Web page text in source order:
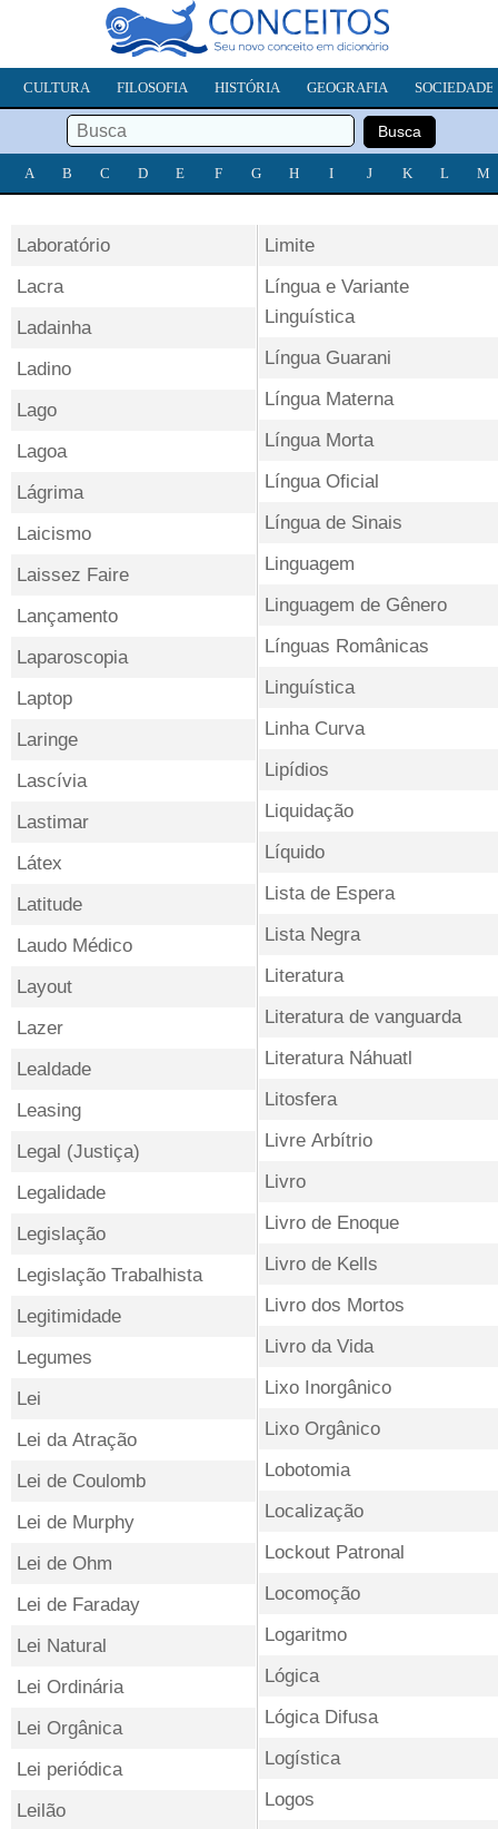
CULTURA FILOSOFIA HISTÓRIA GEOGRAFIA SOCIEDADE
A B C D E F G H I J K L M
Laboratório
Lacra
Ladainha
Ladino
Lago
Lagoa
Lágrima
Laicismo
Laissez Faire
Lançamento
Laparoscopia
Laptop
Laringe
Lascívia
Lastimar
Látex
Latitude
Laudo Médico
Layout
Lazer
Lealdade
Leasing
Legal (Justiça)
Legalidade
Legislação
Legislação Trabalhista
Legitimidade
Legumes
Lei
Lei da Atração
Lei de Coulomb
Lei de Murphy
Lei de Ohm
Lei de Faraday
Lei Natural
Lei Ordinária
Lei Orgânica
Lei periódica
Leilão
Limite
Língua e Variante
Linguística
Língua Guarani
Língua Materna
Língua Morta
Língua Oficial
Língua de Sinais
Linguagem
Linguagem de Gênero
Línguas Românicas
Linguística
Linha Curva
Lipídios
Liquidação
Líquido
Lista de Espera
Lista Negra
Literatura
Literatura de vanguarda
Literatura Náhuatl
Litosfera
Livre Arbítrio
Livro
Livro de Enoque
Livro de Kells
Livro dos Mortos
Livro da Vida
Lixo Inorgânico
Lixo Orgânico
Lobotomia
Localização
Lockout Patronal
Locomoção
Logaritmo
Lógica
Lógica Difusa
Logística
Logos